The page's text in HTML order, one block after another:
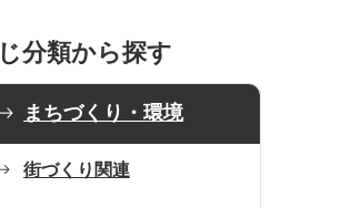
分類から探す
まちづくり・環境
街づくり関連